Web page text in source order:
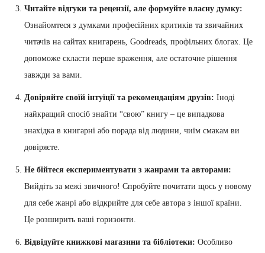
Читайте відгуки та рецензії, але формуйте власну думку:
Ознайомтеся з думками професійних критиків та звичайних
читачів на сайтах книгарень, Goodreads, профільних блогах. Це
допоможе скласти перше враження, але остаточне рішення
завжди за вами.
Довіряйте своїй інтуїції та рекомендаціям друзів: Іноді
найкращий спосіб знайти “свою” книгу – це випадкова
знахідка в книгарні або порада від людини, чиїм смакам ви
довіряєте.
Не бійтеся експериментувати з жанрами та авторами:
Вийдіть за межі звичного! Спробуйте почитати щось у новому
для себе жанрі або відкрийте для себе автора з іншої країни.
Це розширить ваші горизонти.
Відвідуйте книжкові магазини та бібліотеки: Особливо